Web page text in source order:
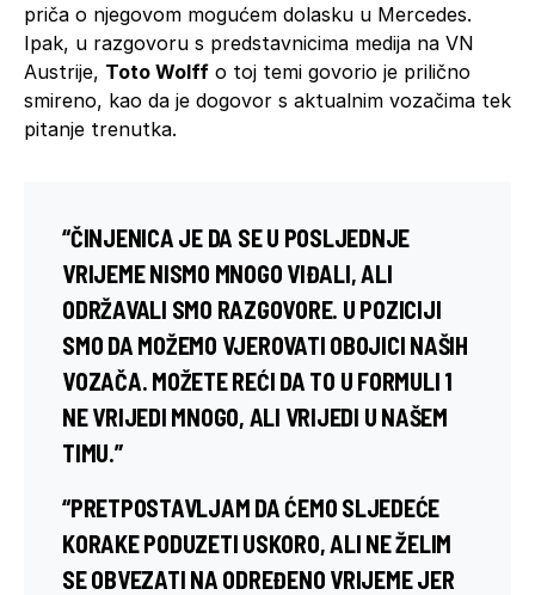
priča o njegovom mogućem dolasku u Mercedes.
Ipak, u razgovoru s predstavnicima medija na VN
Austrije, Toto Wolff o toj temi govorio je prilično
smireno, kao da je dogovor s aktualnim vozačima tek
pitanje trenutka.
“ČINJENICA JE DA SE U POSLJEDNJE
VRIJEME NISMO MNOGO VIĐALI, ALI
ODRŽAVALI SMO RAZGOVORE. U POZICIJI
SMO DA MOŽEMO VJEROVATI OBOJICI NAŠIH
VOZAČA. MOŽETE REĆI DA TO U FORMULI 1
NE VRIJEDI MNOGO, ALI VRIJEDI U NAŠEM
TIMU.”
“PRETPOSTAVLJAM DA ĆEMO SLJEDEĆE
KORAKE PODUZETI USKORO, ALI NE ŽELIM
SE OBVEZATI NA ODREĐENO VRIJEME JER